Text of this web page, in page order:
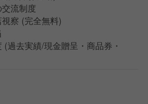
交流制度
視察 (完全無料)
(過去実績/現金贈呈・商品券・